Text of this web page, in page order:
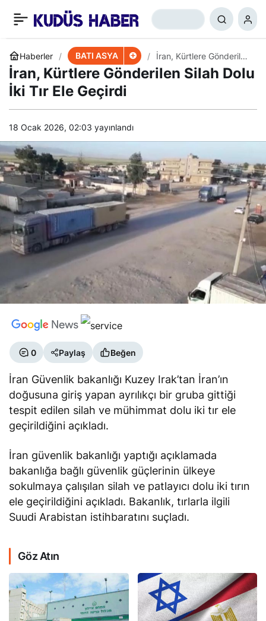
Haberler BATI ASYA
İran, Kürtlere Gönderilen
Silah Dolu İki Tır Ele
Geçirdi
İran, Kürtlere Gönderilen Silah Dolu
İki Tır Ele Geçirdi
18 Ocak 2026, 02:03 yayınlandı
0 Paylaş Beğen
İran Güvenlik bakanlığı Kuzey Irak’tan İran’ın
doğusuna giriş yapan ayrılıkçı bir gruba gittiği
tespit edilen silah ve mühimmat dolu iki tır ele
geçirildiğini açıkladı.
İran güvenlik bakanlığı yaptığı açıklamada
bakanlığa bağlı güvenlik güçlerinin ülkeye
sokulmaya çalışılan silah ve patlayıcı dolu iki tırın
ele geçirildiğini açıkladı. Bakanlık, tırlarla ilgili
Suudi Arabistan istihbaratını suçladı.
Göz Atın
Filistinli Büyükelçi:
Trump, Bizi Sırtımızdan
Hançerledi
+ 0 Paylaş